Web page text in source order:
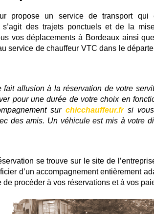
propose un service de transport
s’agit des trajets ponctuels et de la
vos déplacements à Bordeaux ainsi
service de chauffeur VTC dans le
allusion à la réservation de votre
pour une durée de votre choix en
sur chicchauffeur.frsi vous
des amis. Un véhicule est mis à votre
se trouve sur le site de
d’un accompagnement entièrement
procéder à vos réservations et à vos